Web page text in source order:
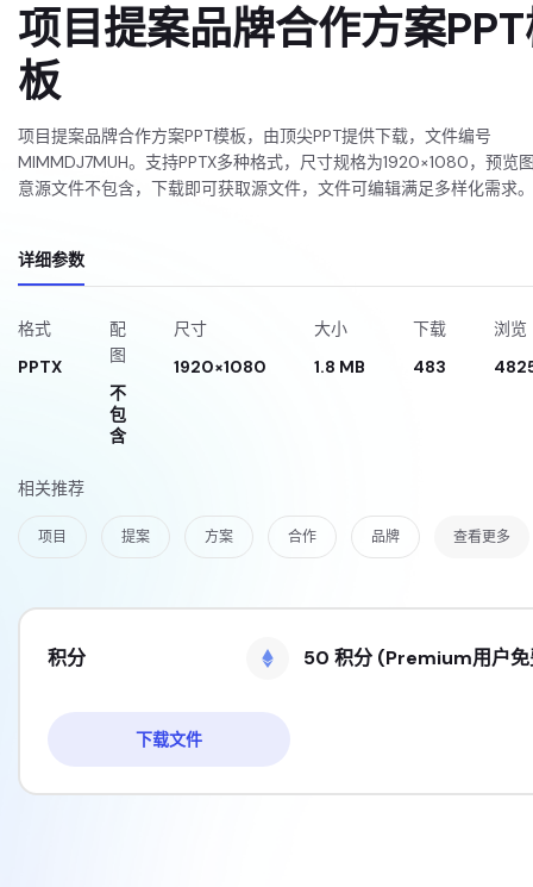
项目提案品牌合作方案
板
项目提案品牌合作方案PPT模板，由顶尖PPT提供下载，文件编号
MIMMDJ7MUH。支持PPTX多种格式，尺寸规格为1920×1080，预览
意源文件不包含，下载即可获取源文件，文件可编辑满足多样化需求。
详细参数
格式
PPTX
配
图
不
包
含
尺寸
1920×1080
大小
1.8 MB
下载
483
浏览
相关推荐
项目 提案 方案 合作 品牌 查看更多
积分 50 积分 (Premium用户
下载文件